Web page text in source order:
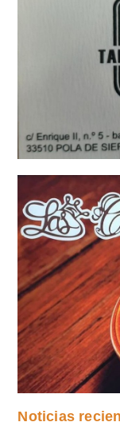
Noticias